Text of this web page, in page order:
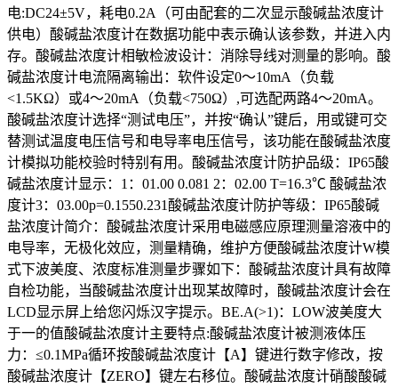
电:DC24±5V，耗电0.2A（可由配套的二次显示酸碱盐浓度计
供电）酸碱盐浓度计在数据功能中表示确认该参数，并进入内
存。酸碱盐浓度计相敏检波设计：消除导线对测量的影响。酸
碱盐浓度计电流隔离输出：软件设定0～10mA（负载
<1.5KΩ）或4～20mA（负载<750Ω）,可选配两路4～20mA。
酸碱盐浓度计选择“测试电压”，并按“确认”键后，用或键可交
替测试温度电压信号和电导率电压信号，该功能在酸碱盐浓度
计模拟功能校验时特别有用。酸碱盐浓度计防护品级：IP65酸
碱盐浓度计显示：1：01.00 0.081 2：02.00 T=16.3℃ 酸碱盐浓
度计3：03.00p=0.1550.231酸碱盐浓度计防护等级：IP65酸碱
盐浓度计简介：酸碱盐浓度计采用电磁感应原理测量溶液中的
电导率，无极化效应，测量精确，维护方便酸碱盐浓度计W模
式下波美度、浓度标准测量步骤如下：酸碱盐浓度计具有故障
自检功能，当酸碱盐浓度计出现某故障时，酸碱盐浓度计会在
LCD显示屏上给您闪烁汉字提示。BE.A(>1)：LOW波美度大
于一的值酸碱盐浓度计主要特点:酸碱盐浓度计被测液体压
力：≤0.1MPa循环按酸碱盐浓度计【A】键进行数字修改，按
酸碱盐浓度计【ZERO】键左右移位。酸碱盐浓度计硝酸酸碱